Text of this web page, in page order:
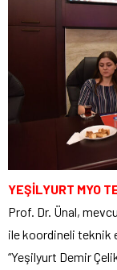
YEŞİLYURT MYO
Prof. Dr. Ünal,
ile koordineli teknik
“Yeşilyurt Demir